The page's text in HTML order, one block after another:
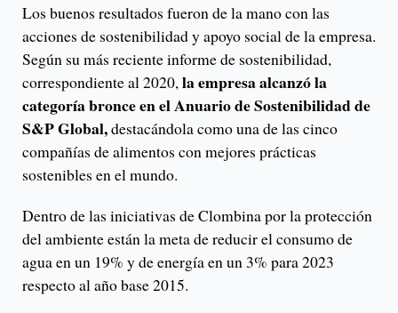
Los buenos resultados fueron de la mano con las
acciones de sostenibilidad y apoyo social de la empresa.
Según su más reciente informe de sostenibilidad,
correspondiente al 2020,la empresa alcanzó la
categoría bronce en el Anuario de Sostenibilidad de
S&P Global,destacándola como una de las cinco
compañías de alimentos con mejores prácticas
sostenibles en el mundo.
Dentro de las iniciativas de Clombina por la protección
del ambiente están la meta de reducir el consumo de
agua en un 19% y de energía en un 3% para 2023
respecto al año base 2015.